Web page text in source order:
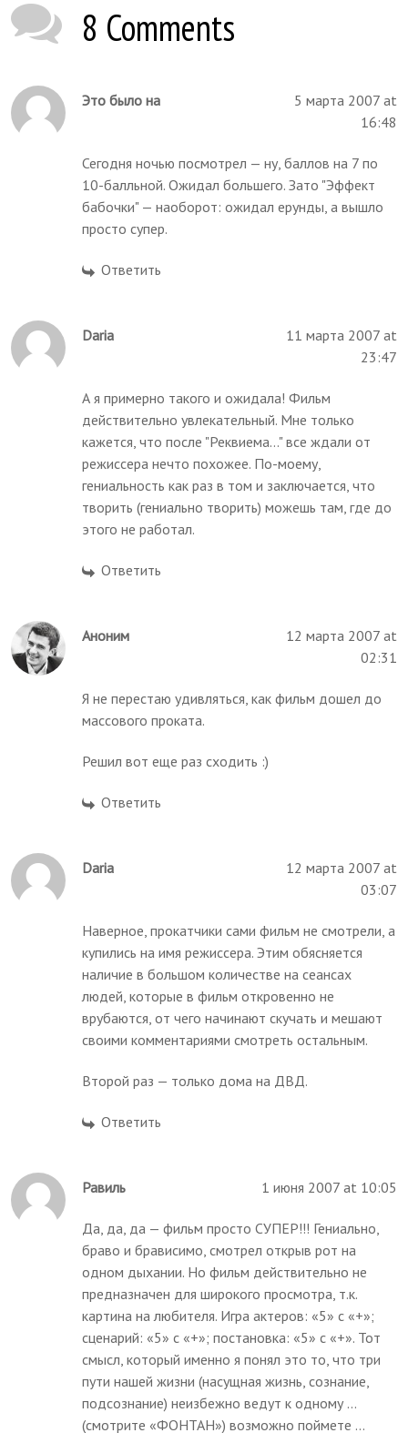
8 Comments
Это было на
5 марта 2007 at
16:48
Сегодня ночью посмотрел — ну, баллов на 7 по
10-балльной. Ожидал большего. Зато "Эффект
бабочки" — наоборот: ожидал ерунды, а вышло
просто супер.
Ответить
Daria
11 марта 2007 at
23:47
А я примерно такого и ожидала! Фильм
действительно увлекательный. Мне только
кажется, что после "Реквиема..." все ждали от
режиссера нечто похожее. По-моему,
гениальность как раз в том и заключается, что
творить (гениально творить) можешь там, где до
этого не работал.
Ответить
Аноним
12 марта 2007 at
02:31
Я не перестаю удивляться, как фильм дошел до
массового проката.
Решил вот еще раз сходить :)
Ответить
Daria
12 марта 2007 at
03:07
Наверное, прокатчики сами фильм не смотрели, а
купились на имя режиссера. Этим обясняется
наличие в большом количестве на сеансах
людей, которые в фильм откровенно не
врубаются, от чего начинают скучать и мешают
своими комментариями смотреть остальным.
Второй раз — только дома на ДВД.
Ответить
Равиль 1 июня 2007 at 10:05
Да, да, да — фильм просто СУПЕР!!! Гениально,
браво и брависимо, смотрел открыв рот на
одном дыхании. Но фильм действительно не
предназначен для широкого просмотра, т.к.
картина на любителя. Игра актеров: «5» с «+»;
сценарий: «5» с «+»; постановка: «5» с «+». Тот
смысл, который именно я понял это то, что три
пути нашей жизни (насущная жизнь, сознание,
подсознание) неизбежно ведут к одному ...
(смотрите «ФОНТАН») возможно поймете ...